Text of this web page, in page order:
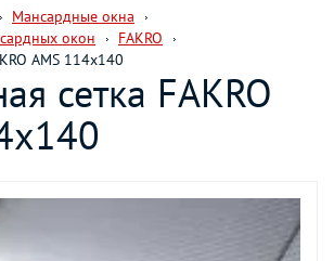
Мансардные окна
окон
FAKRO
AMS 114х140
сетка FAKRO